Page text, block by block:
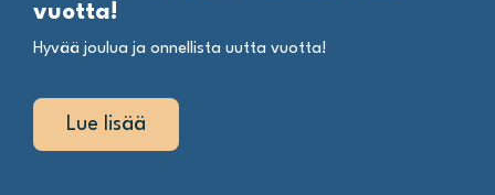
vuotta!
Hyvää joulua ja onnellista uutta vuotta!
Lue lisää